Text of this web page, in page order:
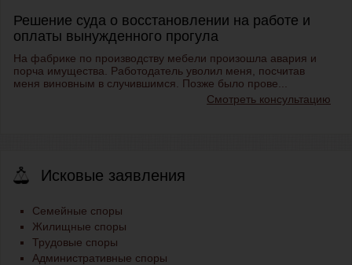
Решение суда о восстановлении на работе и
оплаты вынужденного прогула
На фабрике по производству мебели произошла авария и
порча имущества. Работодатель уволил меня, посчитав
меня виновным в случившимся. Позже было прове...
Смотреть консультацию
Исковые заявления
Семейные споры
Жилищные споры
Трудовые споры
Административные споры